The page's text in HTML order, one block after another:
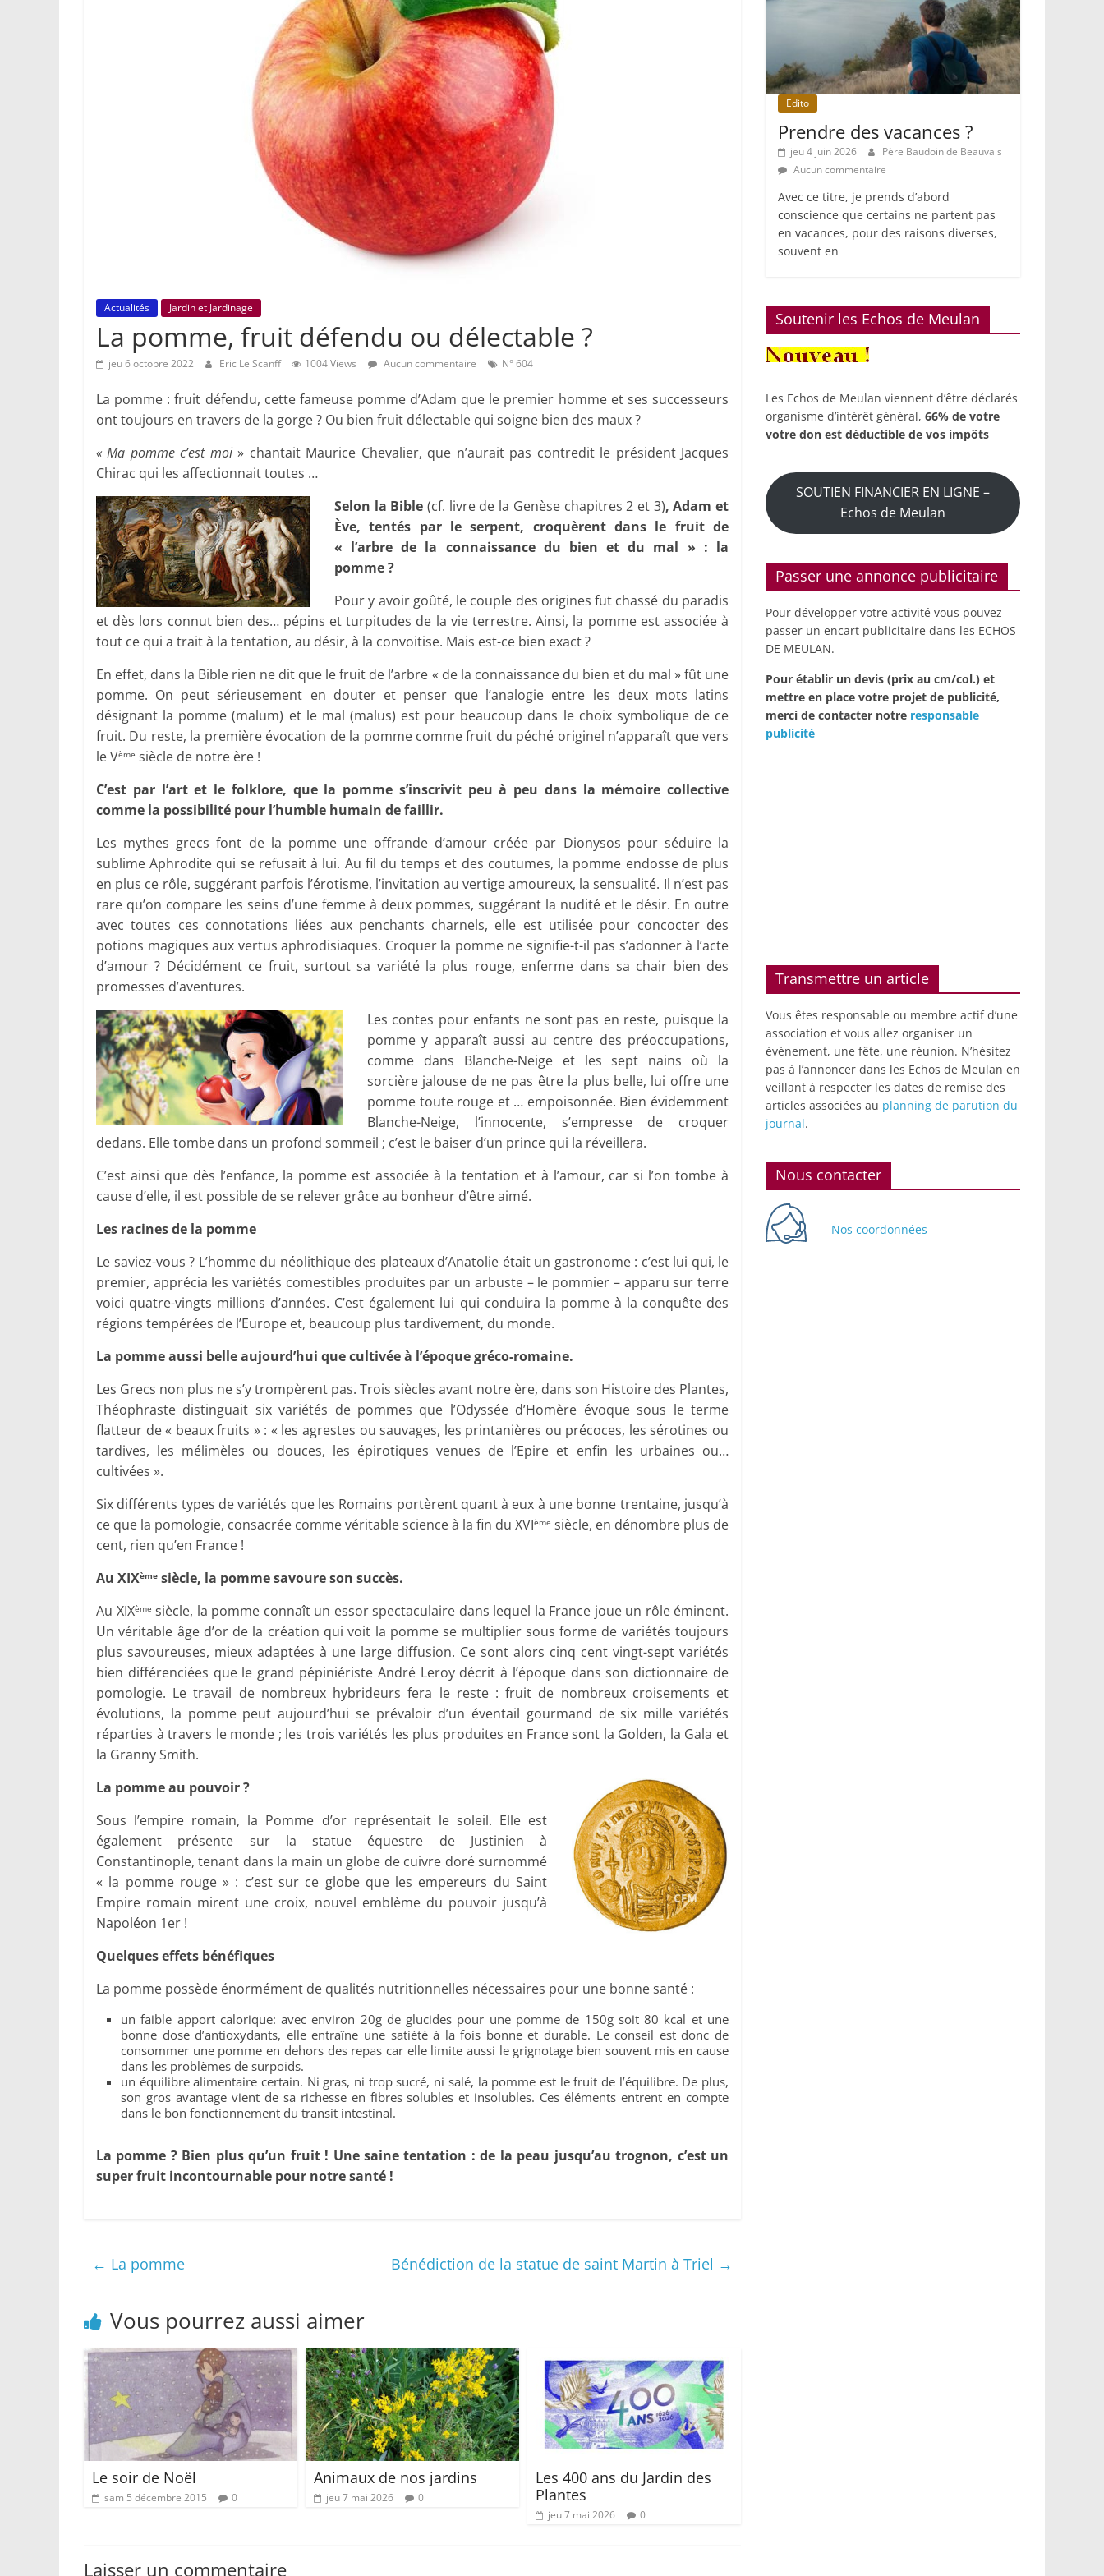
Actualités Jardin et Jardinage
La pomme, fruit défendu ou délectable ?
jeu 6 octobre 2022 Eric Le Scanff 1004 Views Aucun commentaire N° 604
La pomme : fruit défendu, cette fameuse pomme d’Adam que le premier homme et ses successeurs
ont toujours en travers de la gorge ? Ou bien fruit délectable qui soigne bien des maux ?
« Ma pomme c’est moi» chantait Maurice Chevalier, que n’aurait pas contredit le président Jacques
Chirac qui les affectionnait toutes …
Selon la Bible (cf. livre de la Genèse chapitres 2 et 3), Adam et
Ève, tentés par le serpent, croquèrent dans le fruit de
« l’arbre de la connaissance du bien et du mal » : la
pomme ?
Pour y avoir goûté, le couple des origines fut chassé du paradis
et dès lors connut bien des… pépins et turpitudes de la vie terrestre. Ainsi, la pomme est associée à
tout ce qui a trait à la tentation, au désir, à la convoitise. Mais est-ce bien exact ?
En effet, dans la Bible rien ne dit que le fruit de l’arbre « de la connaissance du bien et du mal » fût une
pomme. On peut sérieusement en douter et penser que l’analogie entre les deux mots latins
désignant la pomme (malum) et le mal (malus) est pour beaucoup dans le choix symbolique de ce
fruit. Du reste, la première évocation de la pomme comme fruit du péché originel n’apparaît que vers
le Vème siècle de notre ère !
C’est par l’art et le folklore, que la pomme s’inscrivit peu à peu dans la mémoire collective
comme la possibilité pour l’humble humain de faillir.
Les mythes grecs font de la pomme une offrande d’amour créée par Dionysos pour séduire la
sublime Aphrodite qui se refusait à lui. Au fil du temps et des coutumes, la pomme endosse de plus
en plus ce rôle, suggérant parfois l’érotisme, l’invitation au vertige amoureux, la sensualité. Il n’est pas
rare qu’on compare les seins d’une femme à deux pommes, suggérant la nudité et le désir. En outre
avec toutes ces connotations liées aux penchants charnels, elle est utilisée pour concocter des
potions magiques aux vertus aphrodisiaques. Croquer la pomme ne signifie-t-il pas s’adonner à l’acte
d’amour ? Décidément ce fruit, surtout sa variété la plus rouge, enferme dans sa chair bien des
promesses d’aventures.
Les contes pour enfants ne sont pas en reste, puisque la
pomme y apparaît aussi au centre des préoccupations,
comme dans Blanche-Neige et les sept nains où la
sorcière jalouse de ne pas être la plus belle, lui offre une
pomme toute rouge et … empoisonnée. Bien évidemment
Blanche-Neige, l’innocente, s’empresse de croquer
dedans. Elle tombe dans un profond sommeil ; c’est le baiser d’un prince qui la réveillera.
C’est ainsi que dès l’enfance, la pomme est associée à la tentation et à l’amour, car si l’on tombe à
cause d’elle, il est possible de se relever grâce au bonheur d’être aimé.
Les racines de la pomme
Le saviez-vous ? L’homme du néolithique des plateaux d’Anatolie était un gastronome : c’est lui qui, le
premier, apprécia les variétés comestibles produites par un arbuste – le pommier – apparu sur terre
voici quatre-vingts millions d’années. C’est également lui qui conduira la pomme à la conquête des
régions tempérées de l’Europe et, beaucoup plus tardivement, du monde.
La pomme aussi belle aujourd’hui que cultivée à l’époque gréco-romaine.
Les Grecs non plus ne s’y trompèrent pas. Trois siècles avant notre ère, dans son Histoire des Plantes,
Théophraste distinguait six variétés de pommes que l’Odyssée d’Homère évoque sous le terme
flatteur de « beaux fruits » : « les agrestes ou sauvages, les printanières ou précoces, les sérotines ou
tardives, les mélimèles ou douces, les épirotiques venues de l’Epire et enfin les urbaines ou…
cultivées ».
Six différents types de variétés que les Romains portèrent quant à eux à une bonne trentaine, jusqu’à
ce que la pomologie, consacrée comme véritable science à la fin du XVIème siècle, en dénombre plus de
cent, rien qu’en France !
Au XIXème siècle, la pomme savoure son succès.
Au XIXème siècle, la pomme connaît un essor spectaculaire dans lequel la France joue un rôle éminent.
Un véritable âge d’or de la création qui voit la pomme se multiplier sous forme de variétés toujours
plus savoureuses, mieux adaptées à une large diffusion. Ce sont alors cinq cent vingt-sept variétés
bien différenciées que le grand pépiniériste André Leroy décrit à l’époque dans son dictionnaire de
pomologie. Le travail de nombreux hybrideurs fera le reste : fruit de nombreux croisements et
évolutions, la pomme peut aujourd’hui se prévaloir d’un éventail gourmand de six mille variétés
réparties à travers le monde ; les trois variétés les plus produites en France sont la Golden, la Gala et
la Granny Smith.
La pomme au pouvoir ?
Sous l’empire romain, la Pomme d’or représentait le soleil. Elle est
également présente sur la statue équestre de Justinien à
Constantinople, tenant dans la main un globe de cuivre doré surnommé
« la pomme rouge » : c’est sur ce globe que les empereurs du Saint
Empire romain mirent une croix, nouvel emblème du pouvoir jusqu’à
Napoléon 1er !
Quelques effets bénéfiques
La pomme possède énormément de qualités nutritionnelles nécessaires pour une bonne santé :
un faible apport calorique: avec environ 20g de glucides pour une pomme de 150g soit 80 kcal et une
bonne dose d’antioxydants, elle entraîne une satiété à la fois bonne et durable. Le conseil est donc de
consommer une pomme en dehors des repas car elle limite aussi le grignotage bien souvent mis en cause
dans les problèmes de surpoids.
un équilibre alimentaire certain. Ni gras, ni trop sucré, ni salé, la pomme est le fruit de l’équilibre. De plus,
son gros avantage vient de sa richesse en fibres solubles et insolubles. Ces éléments entrent en compte
dans le bon fonctionnement du transit intestinal.
La pomme ? Bien plus qu’un fruit ! Une saine tentation : de la peau jusqu’au trognon, c’est un
super fruit incontournable pour notre santé !
← La pomme Bénédiction de la statue de saint Martin à Triel →
Vous pourrez aussi aimer
Le soir de Noël
sam 5 décembre 2015 0
Animaux de nos jardins
jeu 7 mai 2026 0
Les 400 ans du Jardin des
Plantes
jeu 7 mai 2026 0
Laisser un commentaire
Edito
Prendre des vacances ?
jeu 4 juin 2026
Père Baudoin de Beauvais
Aucun commentaire
Avec ce titre, je prends d’abord
conscience que certains ne partent pas
en vacances, pour des raisons diverses,
souvent en
Soutenir les Echos de Meulan
Les Echos de Meulan viennent d’être déclarés
organisme d’intérêt général, 66% de votre
votre don est déductible de vos impôts
SOUTIEN FINANCIER EN LIGNE –
Echos de Meulan
Passer une annonce publicitaire
Pour développer votre activité vous pouvez
passer un encart publicitaire dans les ECHOS
DE MEULAN.
Pour établir un devis (prix au cm/col.) et
mettre en place votre projet de publicité,
merci de contacter notre responsable
publicité
Transmettre un article
Vous êtes responsable ou membre actif d’une
association et vous allez organiser un
évènement, une fête, une réunion. N’hésitez
pas à l’annoncer dans les Echos de Meulan en
veillant à respecter les dates de remise des
articles associées au planning de parution du
journal.
Nous contacter
Nos coordonnées